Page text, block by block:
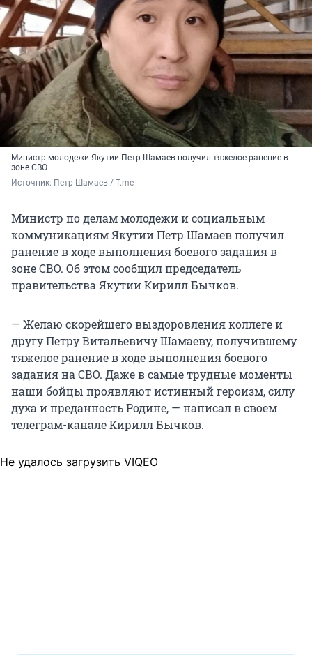
Министр молодежи Якутии Петр Шамаев получил тяжелое ранение в
зоне СВО
Источник: Петр Шамаев / T.me
Министр по делам молодежи и социальным
коммуникациям Якутии Петр Шамаев получил
ранение в ходе выполнения боевого задания в
зоне СВО. Об этом сообщил председатель
правительства Якутии Кирилл Бычков.
— Желаю скорейшего выздоровления коллеге и
другу Петру Витальевичу Шамаеву, получившему
тяжелое ранение в ходе выполнения боевого
задания на СВО. Даже в самые трудные моменты
наши бойцы проявляют истинный героизм, силу
духа и преданность Родине, — написал в своем
телеграм-канале Кирилл Бычков.
Не удалось загрузить VIQEO